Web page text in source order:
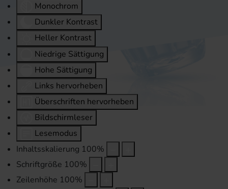
Monochrom
Dunkler Kontrast
Heller Kontrast
Niedrige Sättigung
Hohe Sättigung
Links hervorheben
Überschriften hervorheben
Bildschirmleser
Lesemodus
Inhaltsskalierung 100%
Schriftgröße 100%
Zeilenhöhe 100%